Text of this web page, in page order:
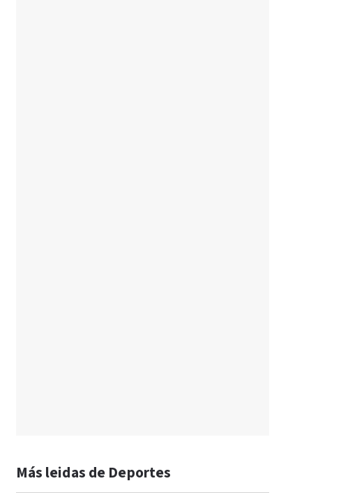
Más leidas de Deportes